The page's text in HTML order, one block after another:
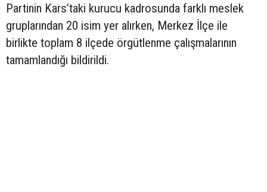
Partinin Kars’taki kurucu kadrosunda farklı meslek
gruplarından 20 isim yer alırken, Merkez İlçe ile
birlikte toplam 8 ilçede örgütlenme çalışmalarının
tamamlandığı bildirildi.